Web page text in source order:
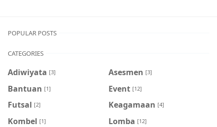
POPULAR POSTS
CATEGORIES
Adiwiyata [3] Asesmen [3]
Bantuan [1] Event [12]
Futsal [2] Keagamaan [4]
Kombel [1] Lomba [12]